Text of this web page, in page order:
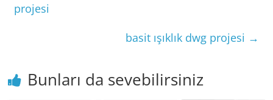
projesi
basit ışıklık dwg projesi →
Bunları da sevebilirsiniz